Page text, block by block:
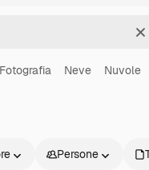
Fotografia Neve Nuvole
Persone